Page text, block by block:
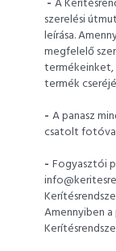
szerelési
leírása.
megfelelő
termékeinket,
termék
- A panasz
csatolt
- Fogyasztói
Amennyiben